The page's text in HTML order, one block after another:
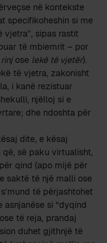
në kontekste
specifikoheshin si me
vjetra”, sipas rastit
të mbiemrit – por
ose lekë të vjetër).
të vjetra, zakonisht
i kanë rezistuar
njëlloj si e
dhe ndoshta për
dite, e kësaj
së paku virtualisht,
qind (apo mijë për
saktë të një malli ose
të përjashtohet
asnjanëse si “dyqind
të reja, prandaj
duhet gjithnjë të